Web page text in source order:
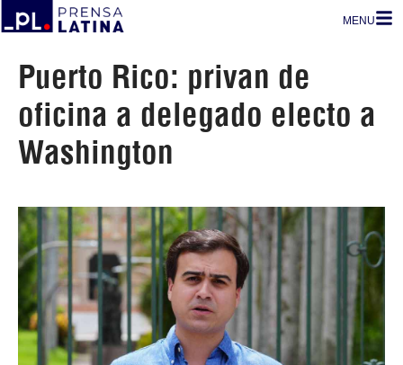
MENU
Puerto Rico: privan de
oficina a delegado electo a
Washington